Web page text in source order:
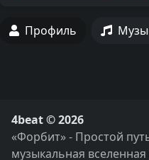
Профиль
4beat © 2026
«Форбит» - Простой
музыкальная